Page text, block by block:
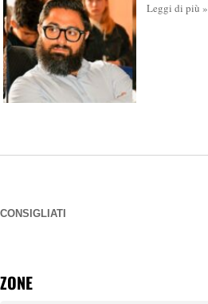
Leggi di più »
CONSIGLIATI
ZONE